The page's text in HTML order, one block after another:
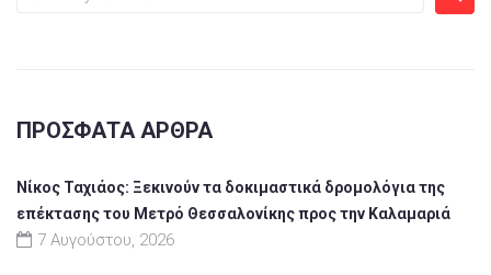
ΠΡΌΣΦΑΤΑ ΆΡΘΡΑ
Νίκος Ταχιάος: Ξεκινούν τα δοκιμαστικά δρομολόγια της
επέκτασης του Μετρό Θεσσαλονίκης προς την Καλαμαριά
7 Αυγούστου, 2026